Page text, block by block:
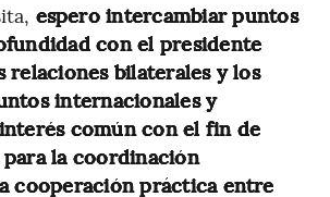
espero intercambiar puntos
con el presidente
relaciones bilaterales y los
internacionales y
común con el fin de
la coordinación
cooperación práctica entre